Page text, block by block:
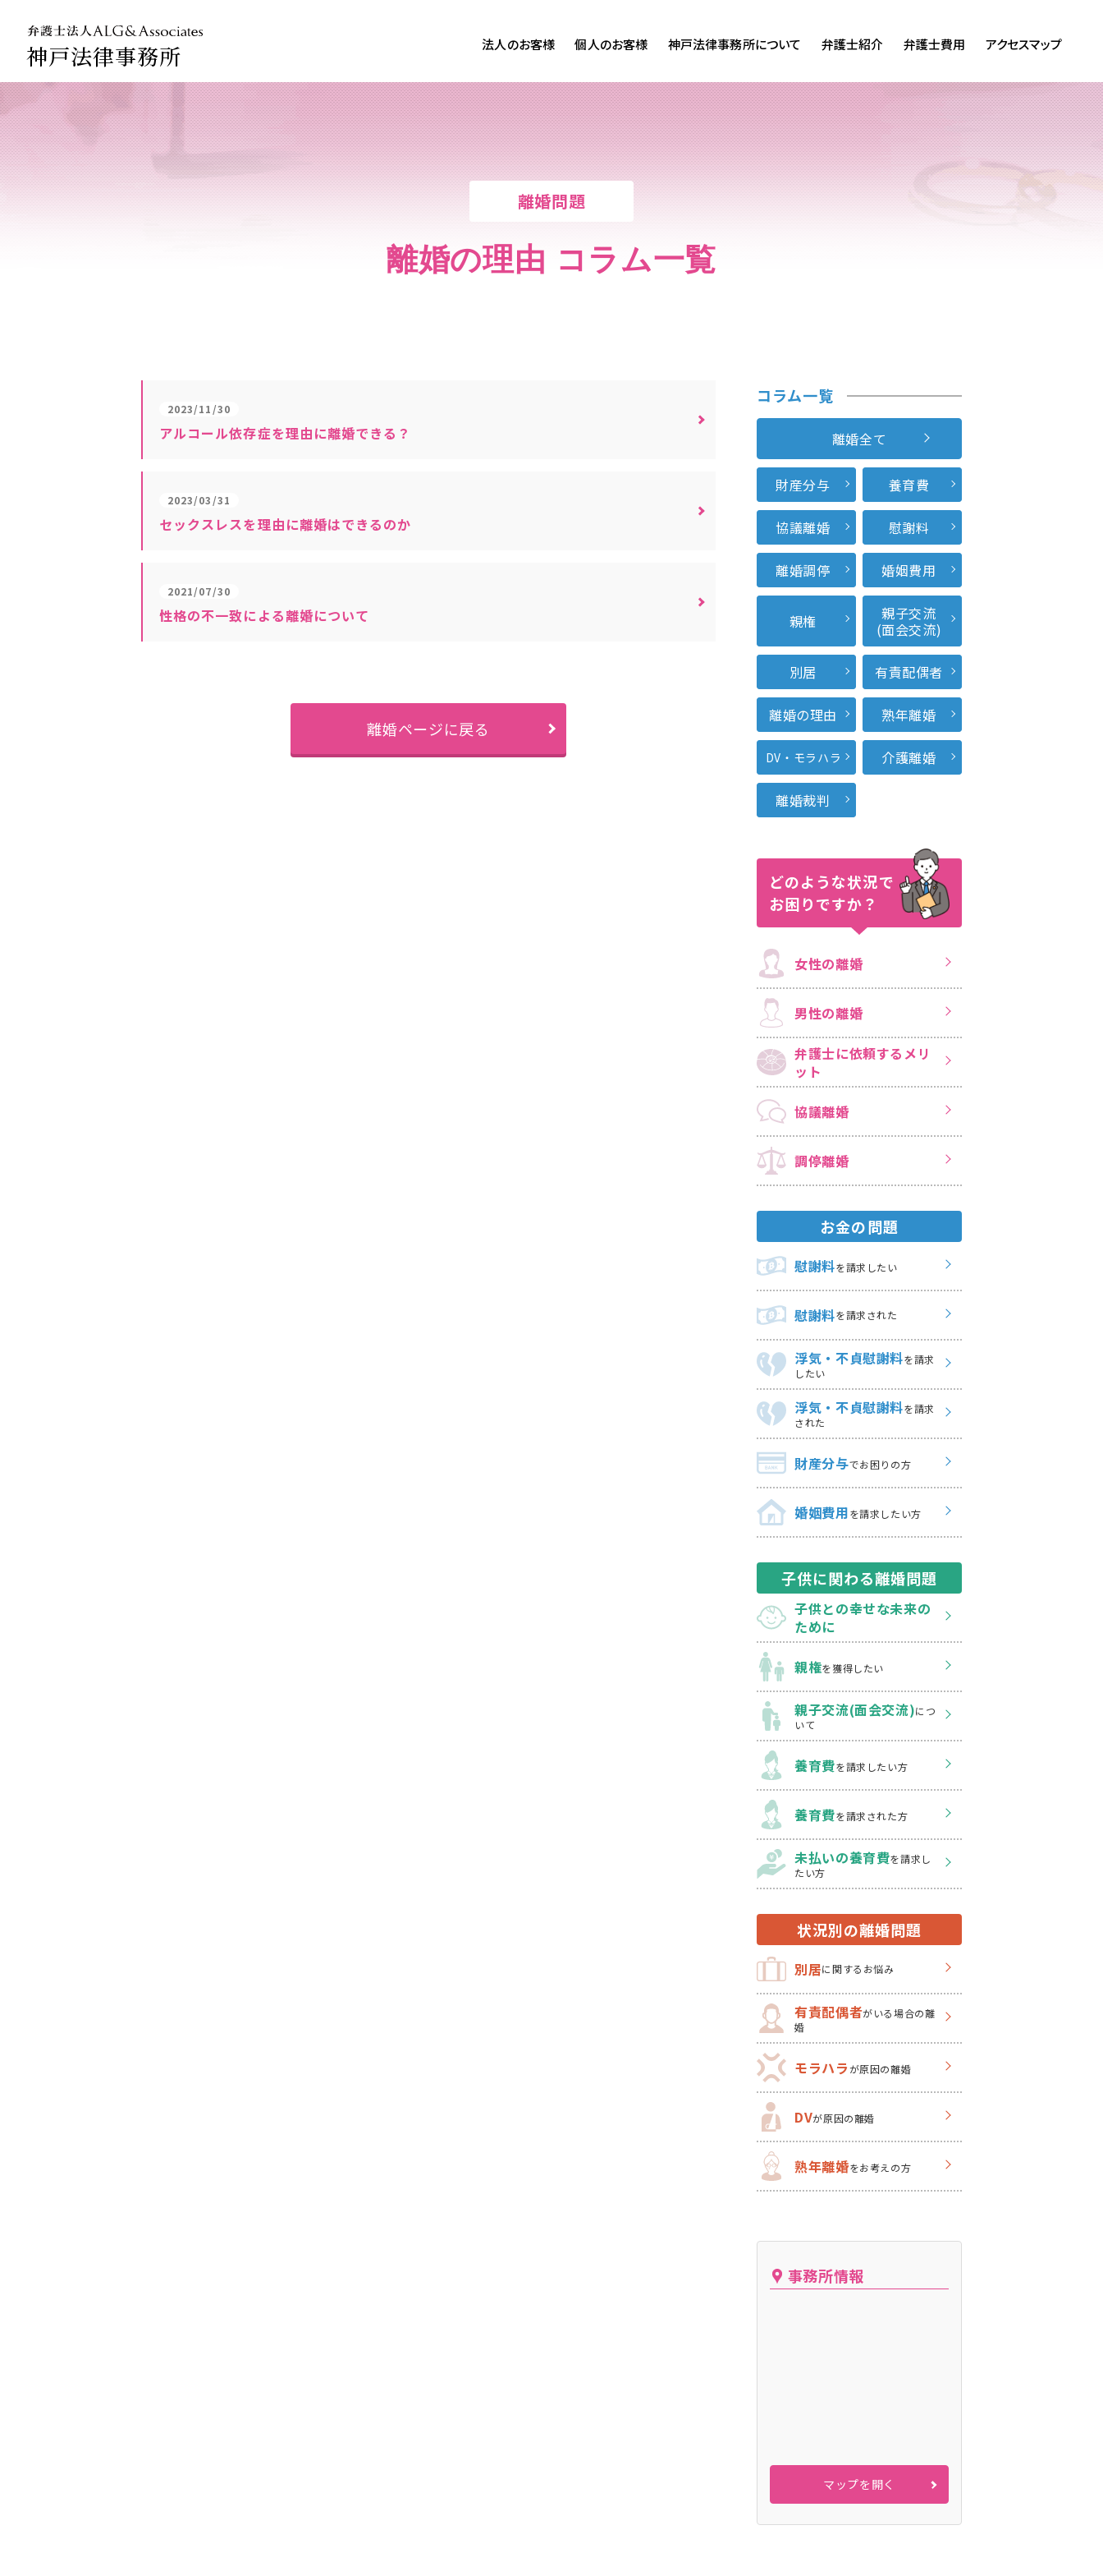
神戸法律事務所 法人のお客様
法人のお客様ご相談
個人のお客様
相続問題 損害賠償
神戸法律事務所について 弁護士紹介 弁護士費用 アクセスマップ
離婚問題
離婚の理由 コラム一覧
2023/11/30
アルコール依存症を理由に離婚できる？
2023/03/31
セックスレスを理由に離婚はできるのか
2021/07/30
性格の不一致による離婚について
離婚ページに戻る
コラム一覧
離婚全て
財産分与 養育費
協議離婚 慰謝料
離婚調停 婚姻費用
親権
親子交流
(面会交流)
別居 有責配偶者
離婚の理由 熟年離婚
DV・モラハラ 介護離婚
離婚裁判
どのような状況で
お困りですか？
女性の離婚
男性の離婚
弁護士に依頼するメリ
ット
協議離婚
調停離婚
お金の問題
慰謝料を請求したい
慰謝料を請求された
浮気・不貞慰謝料を請求
したい
浮気・不貞慰謝料を請求
された
財産分与でお困りの方
婚姻費用を請求したい方
子供に関わる離婚問題
子供との幸せな未来の
ために
親権を獲得したい
親子交流(面会交流)につ
いて
養育費を請求したい方
養育費を請求された方
未払いの養育費を請求し
たい方
状況別の離婚問題
別居に関するお悩み
有責配偶者がいる場合の離
婚
モラハラが原因の離婚
DVが原因の離婚
熟年離婚をお考えの方
事務所情報
マップを開く